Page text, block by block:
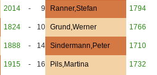
2014 - 9 Ranner,Stefan 1794
1824 - 10 Grund,Werner 1766
1888 - 14 Sindermann,Peter 1710
1915 - 16 Pils,Martina 1732